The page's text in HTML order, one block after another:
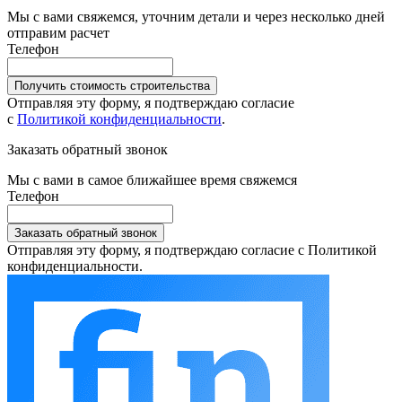
Мы с вами свяжемся, уточним детали и через несколько дней
отправим расчет
Телефон
Получить стоимость строительства
Отправляя эту форму, я подтверждаю согласие
с Политикой конфиденциальности.
Заказать обратный звонок
Мы с вами в самое ближайшее время свяжемся
Телефон
Заказать обратный звонок
Отправляя эту форму, я подтверждаю согласие с Политикой
конфиденциальности.